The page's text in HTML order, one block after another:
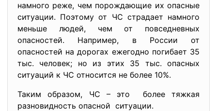
намного реже, чем порождающие их опасные
ситуации. Поэтому от ЧС страдает намного
меньше людей, чем от повседневных
опасностей. Например, в России от
опасностей на дорогах ежегодно погибает 35
тыс. человек; но из этих 35 тыс. опасных
ситуаций к ЧС относится не более 10%.
Таким образом, ЧС – это более тяжкая
разновидность опасной ситуации.